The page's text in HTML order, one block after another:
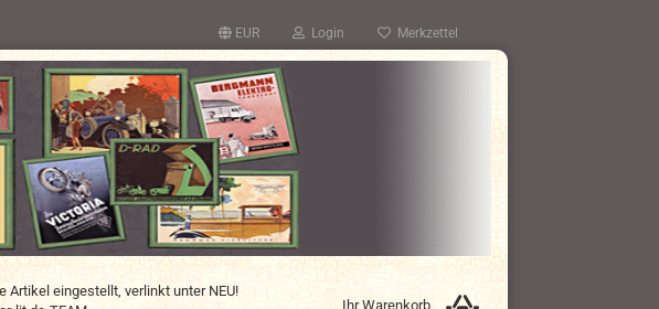
EUR Login Merkzettel
Artikel eingestellt, verlinkt unter NEU!
Ihr Warenkorb